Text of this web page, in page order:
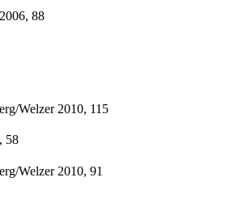
88
Welzer 2010, 115
58
Welzer 2010, 91